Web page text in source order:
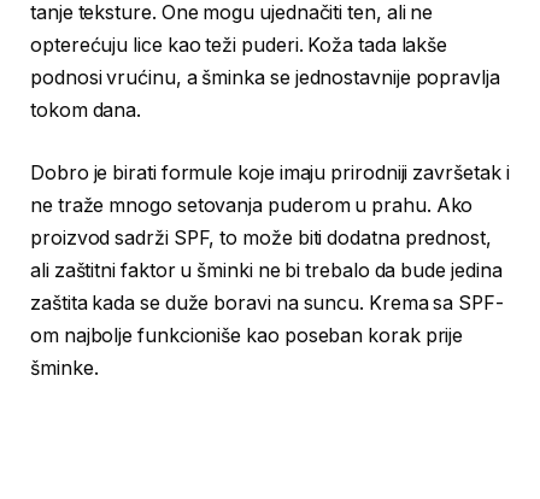
tanje teksture. One mogu ujednačiti ten, ali ne
opterećuju lice kao teži puderi. Koža tada lakše
podnosi vrućinu, a šminka se jednostavnije popravlja
tokom dana.
Dobro je birati formule koje imaju prirodniji završetak i
ne traže mnogo setovanja puderom u prahu. Ako
proizvod sadrži SPF, to može biti dodatna prednost,
ali zaštitni faktor u šminki ne bi trebalo da bude jedina
zaštita kada se duže boravi na suncu. Krema sa SPF-
om najbolje funkcioniše kao poseban korak prije
šminke.